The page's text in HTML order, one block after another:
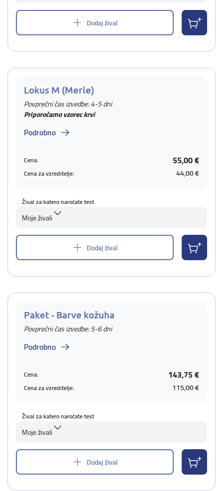
Dodaj žival
Lokus M (Merle)
Povprečni čas izvedbe: 4-5 dni
Priporočamo vzorec krvi
Podrobno
Cena: 55,00 €
Cena za vzreditelje: 44,00 €
Žival za katero naročate test
Moje živali
Dodaj žival
Paket - Barve kožuha
Povprečni čas izvedbe: 5-6 dni
Podrobno
Cena: 143,75 €
Cena za vzreditelje: 115,00 €
Žival za katero naročate test
Moje živali
Dodaj žival